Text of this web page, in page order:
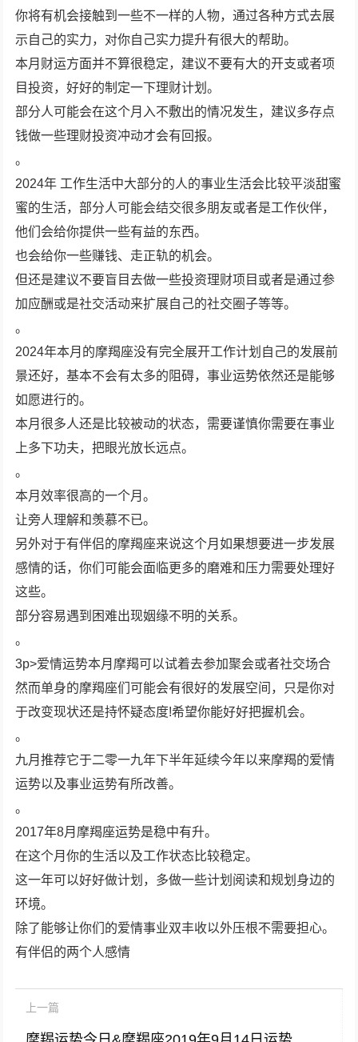
你将有机会接触到一些不一样的人物，通过各种方式去展
示自己的实力，对你自己实力提升有很大的帮助。
本月财运方面并不算很稳定，建议不要有大的开支或者项
目投资，好好的制定一下理财计划。
部分人可能会在这个月入不敷出的情况发生，建议多存点
钱做一些理财投资冲动才会有回报。
。
2024年 工作生活中大部分的人的事业生活会比较平淡甜蜜
蜜的生活，部分人可能会结交很多朋友或者是工作伙伴，
他们会给你提供一些有益的东西。
也会给你一些赚钱、走正轨的机会。
但还是建议不要盲目去做一些投资理财项目或者是通过参
加应酬或是社交活动来扩展自己的社交圈子等等。
。
2024年本月的摩羯座没有完全展开工作计划自己的发展前
景还好，基本不会有太多的阻碍，事业运势依然还是能够
如愿进行的。
本月很多人还是比较被动的状态，需要谨慎你需要在事业
上多下功夫，把眼光放长远点。
。
本月效率很高的一个月。
让旁人理解和羡慕不已。
另外对于有伴侣的摩羯座来说这个月如果想要进一步发展
感情的话，你们可能会面临更多的磨难和压力需要处理好
这些。
部分容易遇到困难出现姻缘不明的关系。
。
3p>爱情运势本月摩羯可以试着去参加聚会或者社交场合
然而单身的摩羯座们可能会有很好的发展空间，只是你对
于改变现状还是持怀疑态度!希望你能好好把握机会。
。
九月推荐它于二零一九年下半年延续今年以来摩羯的爱情
运势以及事业运势有所改善。
。
2017年8月摩羯座运势是稳中有升。
在这个月你的生活以及工作状态比较稳定。
这一年可以好好做计划，多做一些计划阅读和规划身边的
环境。
除了能够让你们的爱情事业双丰收以外压根不需要担心。
有伴侣的两个人感情
上一篇